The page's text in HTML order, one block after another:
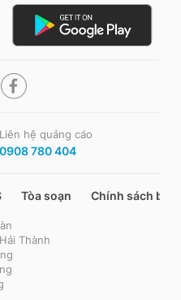
Liên hệ quảng cáo
0908 780 404
Tòa soạn Chính sách bảo
Thành